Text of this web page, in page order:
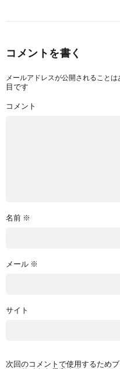
コメントを書く
メールアドレスが公開されることは
目です
コメント
名前 ※
メール ※
サイト
次回のコメントで使用するため